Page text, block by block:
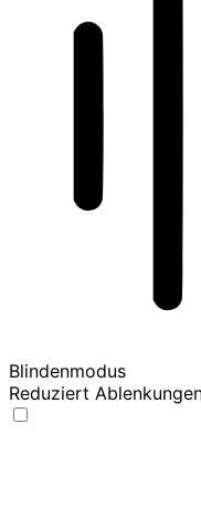
Blindenmodus
Reduziert